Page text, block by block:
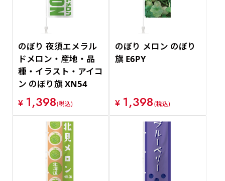
のぼり 夜須エメラル
ドメロン・産地・品
種・イラスト・アイコ
ン のぼり旗 XN54
¥ 1,398(税込)
のぼり メロン のぼり
旗 E6PY
¥ 1,398(税込)